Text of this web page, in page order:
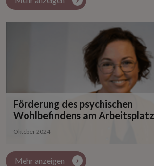
Förderung des psychischen
Wohlbefindens am Arbeitsplatz
Oktober 2024
Mehr anzeigen